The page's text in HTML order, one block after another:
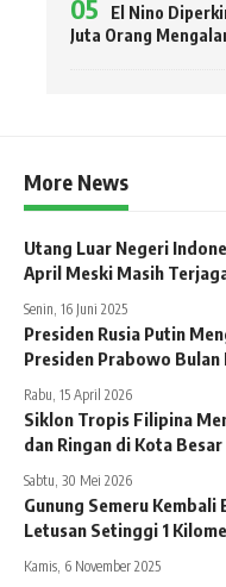
El Nino
Juta Orang
More News
Utang Luar Negeri
April Meski Masih
Senin, 16 Juni 2025
Presiden Rusia Putin
Presiden Prabowo Bulan
Rabu, 15 April 2026
Siklon Tropis Filipina
dan Ringan di Kota
Sabtu, 30 Mei 2026
Gunung Semeru
Letusan Setinggi 1
Kamis, 6 November 2025